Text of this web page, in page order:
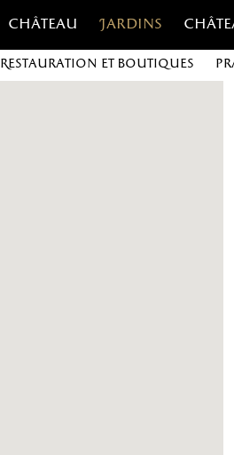
Château Jardins
Restauration et boutiques